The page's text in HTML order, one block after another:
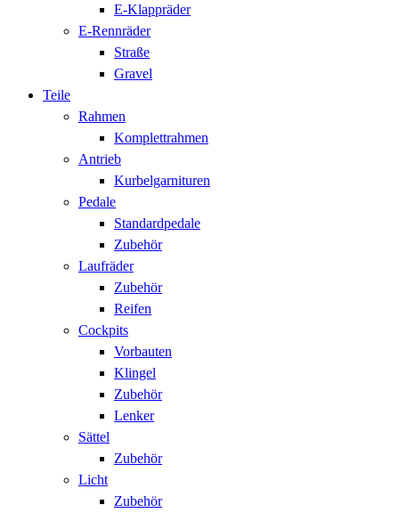
E-Klappräder
E-Rennräder
Straße
Gravel
Teile
Rahmen
Komplettrahmen
Antrieb
Kurbelgarnituren
Pedale
Standardpedale
Zubehör
Laufräder
Zubehör
Reifen
Cockpits
Vorbauten
Klingel
Zubehör
Lenker
Sättel
Zubehör
Licht
Zubehör